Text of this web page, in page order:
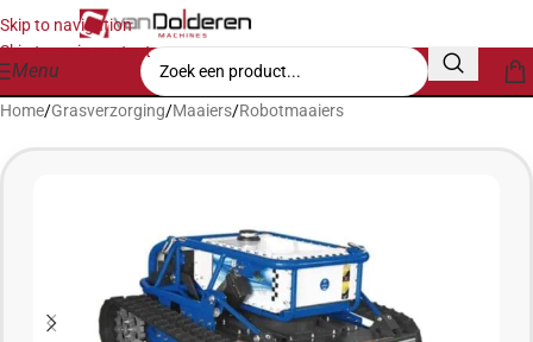
Skip to navigation
Skip to main content
Menu
Home/Grasverzorging/Maaiers/Robotmaaiers